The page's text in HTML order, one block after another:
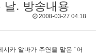
날. 방송내용
2008-03-27 04:18
시카 알바가 주연을 맡은 "어